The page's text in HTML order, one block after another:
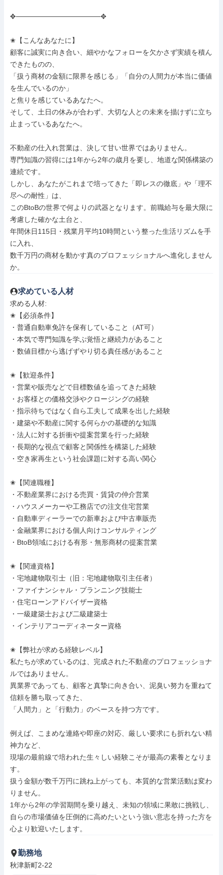
✥─────────────────✥
✬【こんなあなたに】
顧客に誠実に向き合い、細やかなフォローを欠かさず実績を積ん
できたものの、
「扱う商材の金額に限界を感じる」「自分の人間力が本当に価値
を生んでいるのか」
と焦りを感じているあなたへ。
そして、土日の休みが合わず、大切な人との未来を描けずに立ち
止まっているあなたへ。
不動産の仕入れ営業は、決して甘い世界ではありません。
専門知識の習得には1年から2年の歳月を要し、地道な関係構築の
連続です。
しかし、あなたがこれまで培ってきた「即レスの徹底」や「理不
尽への耐性」は、
このBtoBの世界で何よりの武器となります。前職給与を最大限に
考慮した確かな土台と、
年間休日115日・残業月平均10時間という整った生活リズムを手
に入れ、
数千万円の商材を動かす真のプロフェッショナルへ進化しません
か。
求めている人材
求める人材:
✬【必須条件】
・普通自動車免許を保有していること（AT可）
・本気で専門知識を学ぶ覚悟と継続力があること
・数値目標から逃げずやり切る責任感があること
✬【歓迎条件】
・営業や販売などで目標数値を追ってきた経験
・お客様との価格交渉やクロージングの経験
・指示待ちではなく自ら工夫して成果を出した経験
・建築や不動産に関する何らかの基礎的な知識
・法人に対する折衝や提案営業を行った経験
・長期的な視点で顧客と関係性を構築した経験
・空き家再生という社会課題に対する高い関心
✬【関連職種】
・不動産業界における売買・賃貸の仲介営業
・ハウスメーカーや工務店での注文住宅営業
・自動車ディーラーでの新車および中古車販売
・金融業界における個人向けコンサルティング
・BtoB領域における有形・無形商材の提案営業
✬【関連資格】
・宅地建物取引士（旧：宅地建物取引主任者）
・ファイナンシャル・プランニング技能士
・住宅ローンアドバイザー資格
・一級建築士および二級建築士
・インテリアコーディネーター資格
✬【弊社が求める経験レベル】
私たちが求めているのは、完成された不動産のプロフェッショナ
ルではありません。
異業界であっても、顧客と真摯に向き合い、泥臭い努力を重ねて
信頼を勝ち取ってきた、
「人間力」と「行動力」のベースを持つ方です。
例えば、こまめな連絡や即座の対応、厳しい要求にも折れない精
神力など、
現場の最前線で培われた生々しい経験こそが最高の素養となりま
す。
扱う金額が数千万円に跳ね上がっても、本質的な営業活動は変わ
りません。
1年から2年の学習期間を乗り越え、未知の領域に果敢に挑戦し、
自らの市場価値を圧倒的に高めたいという強い意志を持った方を
心より歓迎いたします。
勤務地
秋津新町2-22